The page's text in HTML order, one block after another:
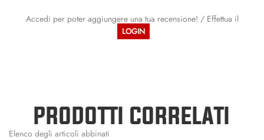
Accedi per poter aggiungere una tua recensione! / Effettua il
LOGIN
PRODOTTI CORRELATI
Elenco degli articoli abbinati